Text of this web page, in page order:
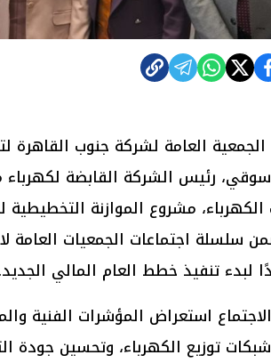
العامة لشركة جنوب القاهرة
رئيس الشركة القابضة
سلسلة اجتماعات الجمعيات العامة
لبدء تنفيذ خطط العام المالي الجديد.
استعراض المؤشرات الفنية
توزيع الكهرباء، وتحسين جودة